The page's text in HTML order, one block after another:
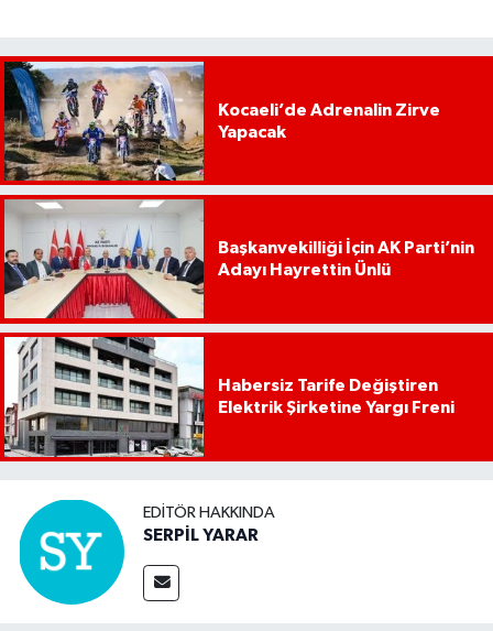
Kocaeli’de Adrenalin Zirve
Yapacak
Başkanvekilliği İçin AK Parti’nin
Adayı Hayrettin Ünlü
Habersiz Tarife Değiştiren
Elektrik Şirketine Yargı Freni
EDITÖR HAKKINDA
SERPİL YARAR